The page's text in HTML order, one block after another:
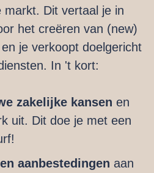
markt. Dit vertaal je in
het creëren van (new)
je verkoopt doelgericht
In 't kort:
zakelijke kansen en
uit. Dit doe je met een
aanbestedingen aan